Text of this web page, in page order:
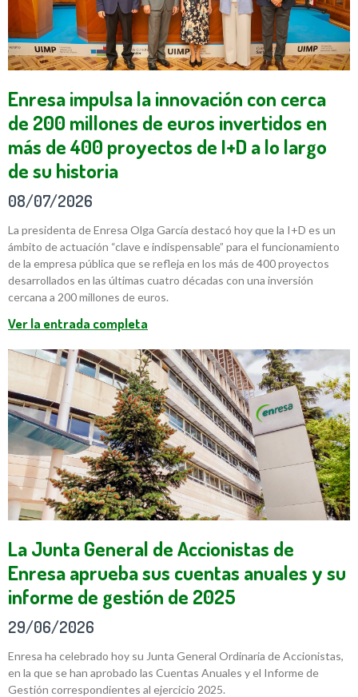
Enresa impulsa la innovación con cerca
de 200 millones de euros invertidos en
más de 400 proyectos de I+D a lo largo
de su historia
08/07/2026
La presidenta de Enresa Olga García destacó hoy que la I+D es un
ámbito de actuación “clave e indispensable” para el funcionamiento
de la empresa pública que se refleja en los más de 400 proyectos
desarrollados en las últimas cuatro décadas con una inversión
cercana a 200 millones de euros.
Ver la entrada completa
La Junta General de Accionistas de
Enresa aprueba sus cuentas anuales y su
informe de gestión de 2025
29/06/2026
Enresa ha celebrado hoy su Junta General Ordinaria de Accionistas,
en la que se han aprobado las Cuentas Anuales y el Informe de
Gestión correspondientes al ejercicio 2025.